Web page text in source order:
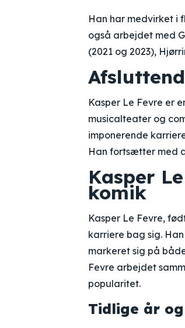
Han har medvirket i
også arbejdet med
(2021 og 2023),
Kasper Le Fevre er
musicalteater og
imponerende
Han fortsætter med
Kasper
komik
Kasper Le Fevre,
karriere bag sig.
markeret sig på
Fevre arbejdet
popularitet.
Tidlige år